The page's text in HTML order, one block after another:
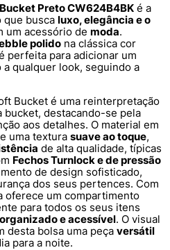
Preto CW624B4BK é a
que busca luxo, elegância e o
um acessório de moda.
polido na clássica cor
perfeita para adicionar um
qualquer look, seguindo a
Bucket é uma reinterpretação
bucket, destacando-se pela
aos detalhes. O material em
uma textura suave ao toque,
de alta qualidade, típicas
Fechos Turnlock e de pressão
de design sofisticado,
dos seus pertences. Com
oferece um compartimento
para todos os seus itens
organizado e acessível. O visual
desta bolsa uma peça versátil
para a noite.